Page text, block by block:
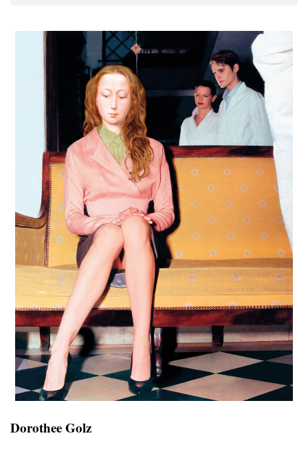
Dorothee Golz